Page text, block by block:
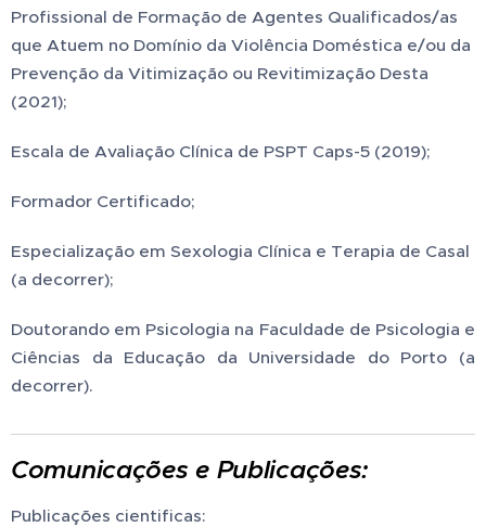
Profissional de Formação de Agentes Qualificados/as
que Atuem no Domínio da Violência Doméstica e/ou da
Prevenção da Vitimização ou Revitimização Desta
(2021);
Escala de Avaliação Clínica de PSPT Caps-5 (2019);
Formador Certificado;
Especialização em Sexologia Clínica e Terapia de Casal
(a decorrer);
Doutorando em Psicologia na Faculdade de Psicologia e
Ciências da Educação da Universidade do Porto (a
decorrer).
Comunicações e Publicações:
Publicações cientificas: